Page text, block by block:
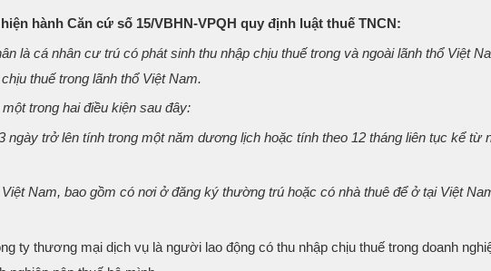
hành Căn cứ số 15/VBHN-VPQH quy định luật thuế TNCN:
là cá nhân cư trú có phát sinh thu nhập chịu thuế trong và ngoài lãnh thổ Việt
thuế trong lãnh thổ Việt Nam.
trong hai điều kiện sau đây:
ngày trở lên tính trong một năm dương lịch hoặc tính theo 12 tháng liên tục kể từ
Nam, bao gồm có nơi ở đăng ký thường trú hoặc có nhà thuê để ở tại Việt
ty thương mại dịch vụ là người lao động có thu nhập chịu thuế trong doanh